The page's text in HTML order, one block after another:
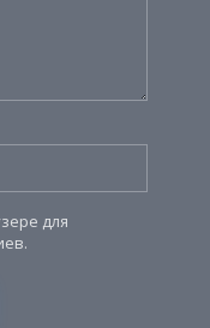
для